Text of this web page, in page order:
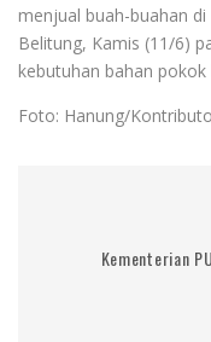
menjual buah-buahan
Belitung, Kamis (11/6)
kebutuhan bahan
Foto: Hanung/
Kementerian